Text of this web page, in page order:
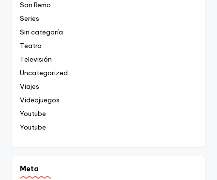
San Remo
Series
Sin categoría
Teatro
Televisión
Uncategorized
Viajes
Videojuegos
Youtube
Youtube
Meta